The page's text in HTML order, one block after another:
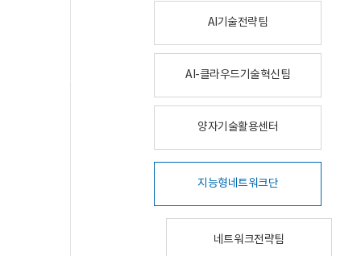
AI기술전략팀
AI-클라우드기술혁신팀
양자기술활용센터
지능형네트워크단
네트워크전략팀